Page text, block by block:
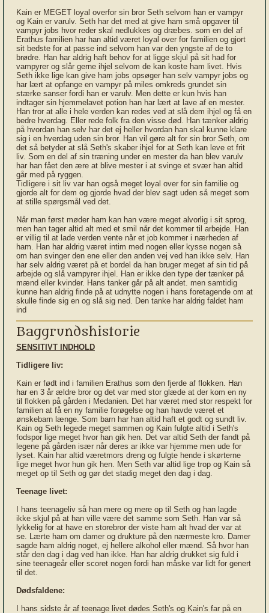
Kain er MEGET loyal overfor sin bror Seth selvom han er vampyr
og Kain er varulv. Seth har det med at give ham små opgaver til
vampyr jobs hvor reder skal nedlukkes og dræbes. som en del af
Erathus familien har han altid været loyal over for familien og gjort
sit bedste for at passe ind selvom han var den yngste af de to
brødre. Han har aldrig haft behov for at ligge skjul på sit had for
vampyrer og slår gerne ihjel selvom de kan koste ham livet. Hvis
Seth ikke lige kan give ham jobs opsøger han selv vampyr jobs og
har lært at opfange en vampyr på miles omkreds grundet sin
stærke sanser fordi han er varulv. Men dette er kun hvis han
indtager sin hjemmelavet potion han har lært at lave af en mester.
Han tror at alle i hele verden kan redes ved at slå dem ihjel og få en
bedre hverdag. Eller rede folk fra den visse død. Han tænker aldrig
på hvordan han selv har det ej heller hvordan han skal kunne klare
sig i en hverdag uden sin bror. Han vil gøre alt for sin bror Seth, om
det så betyder at slå Seth's skaber ihjel for at Seth kan leve et frit
liv. Som en del af sin træning under en mester da han blev varulv
har han fået den ære at blive mester i at svinge et svær han altid
går med på ryggen.
Tidligere i sit liv var han også meget loyal over for sin familie og
gjorde alt for dem og gjorde hvad der blev sagt uden så meget som
at stille spørgsmål ved det.
Når man først møder ham kan han være meget alvorlig i sit sprog,
men han tager altid alt med et smil når det kommer til arbejde. Han
er villig til at lade verden vente når et job kommer i nærheden af
ham. Han har aldrig været intim med nogen eller kysse nogen så
om han svinger den ene eller den anden vej ved han ikke selv. Han
har selv aldrig været på et bordel da han bruger meget af sin tid på
arbejde og slå vampyrer ihjel. Han er ikke den type der tænker på
mænd eller kvinder. Hans tanker går på alt andet. men samtidig
kunne han aldrig finde på at udnytte nogen i hans foretagende om at
skulle finde sig en og slå sig ned. Den tanke har aldrig faldet ham
ind
Baggrundshistorie
SENSITIVT INDHOLD
Tidligere liv:
Kain er født ind i familien Erathus som den fjerde af flokken. Han
har en 3 år ældre bror og det var med stor glæde at der kom en ny
til flokken på gården i Medanien. Det har været med stor respekt for
familien at få en ny familie forøgelse og han havde været et
ønskebarn længe. Som barn har han altid haft et godt og sundt liv.
Kain og Seth legede meget sammen og Kain fulgte altid i Seth's
fodspor lige meget hvor han gik hen. Det var altid Seth der fandt på
legene på gården især når deres ar ikke var hjemme men ude for
lyset. Kain har altid væretmors dreng og fulgte hende i skørterne
lige meget hvor hun gik hen. Men Seth var altid lige trop og Kain så
meget op til Seth og gør det stadig meget den dag i dag.
Teenage livet:
I hans teenageliv så han mere og mere op til Seth og han lagde
ikke skjul på at han ville være det samme som Seth. Han var så
lykkelig for at have en storebror der viste ham alt hvad der var at
se. Lærte ham om damer og drukture på den nærmeste kro. Damer
sagde ham aldrig noget, ej hellere alkohol eller mænd. Så hvor han
står den dag i dag ved han ikke. Han har aldrig drukket sig fuld i
sine teenageår eller scoret nogen fordi han måske var lidt for genert
til det.
Dødsfaldene:
I hans sidste år af teenage livet dødes Seth's og Kain's far på en